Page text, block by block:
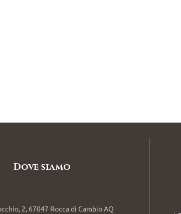
Dove siamo
2, 67047 Rocca di Cambio AQ